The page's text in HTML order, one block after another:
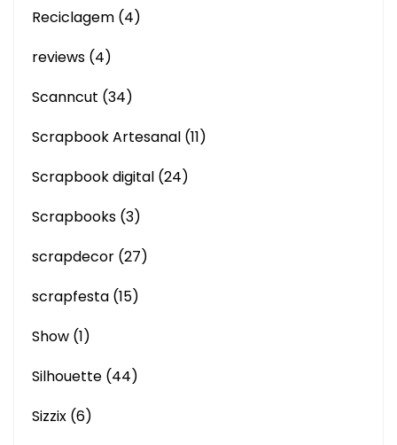
Reciclagem (4)
reviews (4)
Scanncut (34)
Scrapbook Artesanal (11)
Scrapbook digital (24)
Scrapbooks (3)
scrapdecor (27)
scrapfesta (15)
Show (1)
Silhouette (44)
Sizzix (6)